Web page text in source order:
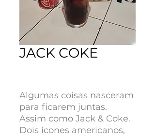
JACK COKE
Algumas coisas nasceram
para ficarem juntas.
Assim como Jack & Coke.
Dois ícones americanos,